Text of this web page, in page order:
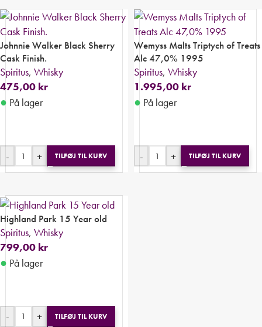
Johnnie Walker Black Sherry
Cask Finish.
Spiritus, Whisky
475,00 kr
● På lager
- + TILFØJ TIL KURV
Wemyss Malts Triptych of Treats
Alc 47,0% 1995
Spiritus, Whisky
1.995,00 kr
● På lager
- + TILFØJ TIL KURV
Highland Park 15 Year old
Spiritus, Whisky
799,00 kr
● På lager
- + TILFØJ TIL KURV